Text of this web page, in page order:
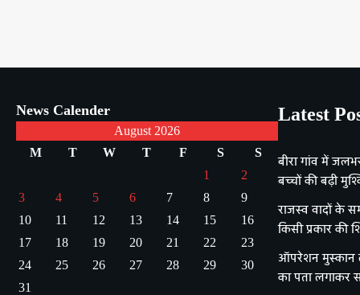
News Calender
August 2026
M
T W T F S
S
1
2
3
4 5 6 7 8
9
10
11 12 13 14 15
16
17
18 19 20 21 22
23
24
25 26 27 28 29
30
31
Latest
बीरा गांव में
बच्चों की बढ़ी
राजस्व वादों के
किसी प्रकार की
ऑपरेशन मुस्कान
का पता लगाकर